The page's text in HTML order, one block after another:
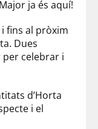
ja és aquí!
fins al pròxim
Dues
per celebrar i
d’Horta
i el